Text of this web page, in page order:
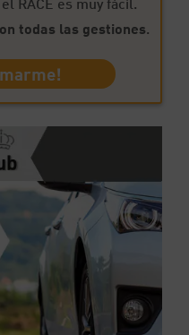
todas las gestiones.